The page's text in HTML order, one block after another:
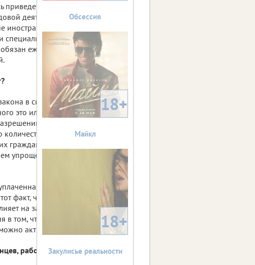
в действие
деятельности
иностранные граждане
разрешительный
ежемесячной уплатой
в силу к нам обратились
это или мало? Судите сами.
на работу
показатель
вырос почти в пять
упрощения процедуры
данной категорией
факт, что полученные
на заинтересованность
в том, чтобы процесс
активнее.
работающих без патента?
Обсессия
18+
Майкл
18+
Закулисье реальности